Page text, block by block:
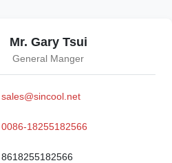
Mr. Gary Tsui
General Manger
sales@sincool.net
0086-18255182566
8618255182566